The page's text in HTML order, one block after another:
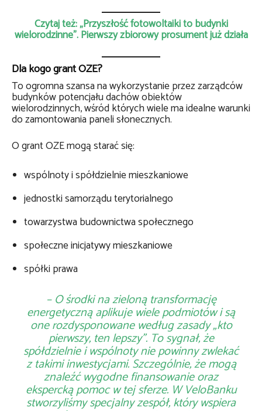
Czytaj też: „Przyszłość fotowoltaiki to budynki
wielorodzinne”. Pierwszy zbiorowy prosument już działa
Dla kogo grant OZE?
To ogromna szansa na wykorzystanie przez zarządców
budynków potencjału dachów obiektów
wielorodzinnych, wśród których wiele ma idealne warunki
do zamontowania paneli słonecznych.
O grant OZE mogą starać się:
wspólnoty i spółdzielnie mieszkaniowe
jednostki samorządu terytorialnego
towarzystwa budownictwa społecznego
społeczne inicjatywy mieszkaniowe
spółki prawa
–O środki na zieloną transformację
energetyczną aplikuje wiele podmiotów i są
one rozdysponowane według zasady „kto
pierwszy, ten lepszy”. To sygnał, że
spółdzielnie i wspólnoty nie powinny zwlekać
z takimi inwestycjami. Szczególnie, że mogą
znaleźć wygodne finansowanie oraz
ekspercką pomoc w tej sferze. W VeloBanku
stworzyliśmy specjalny zespół, który wspiera